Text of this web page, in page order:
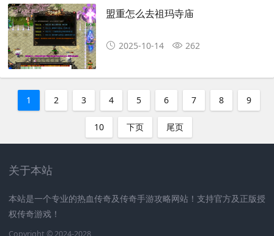
盟重怎么去祖玛寺庙
2025-10-14 262
1 2 3 4 5 6 7 8 9
10 下页 尾页
关于本站
本站是一个专业的热血传奇及传奇手游攻略网站！支持官方及正版授
权传奇游戏！
Copyright © 2024-2028